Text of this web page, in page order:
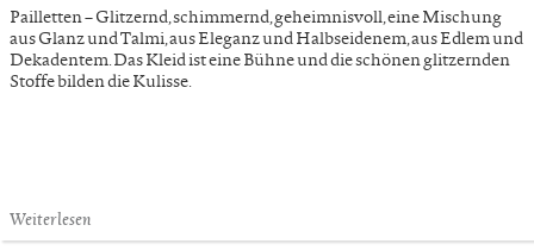
Pailletten – Glitzernd, schimmernd, geheimnisvoll, eine Mischung
aus Glanz und Talmi, aus Eleganz und Halbseidenem, aus Edlem und
Dekadentem. Das Kleid ist eine Bühne und die schönen glitzernden
Stoffe bilden die Kulisse.
Weiterlesen